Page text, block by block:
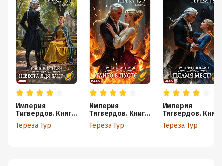
Империя
Тигвердов. Книга
1. Невеста для
бастарда
Тереза Тур
Империя
Тигвердов. Книга
2. Танго в пустоте
Тереза Тур
Империя
Тигвердов. Книга
3. Пламя мести
Тереза Тур